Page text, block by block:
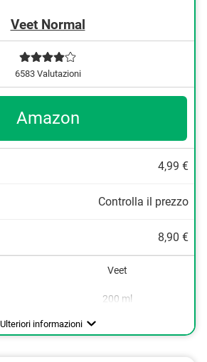
Veet Normal
6583 Valutazioni
Amazon
4,99 €
Controlla il prezzo
8,90 €
Veet
200 ml
Ulteriori informazioni